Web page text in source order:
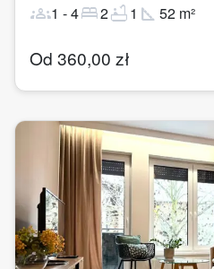
groups1 -4bed2bathtub1 square_foot 52 m²
Od 360,00 zł